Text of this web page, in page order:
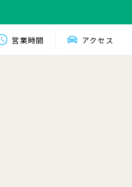
営業時間 アクセス